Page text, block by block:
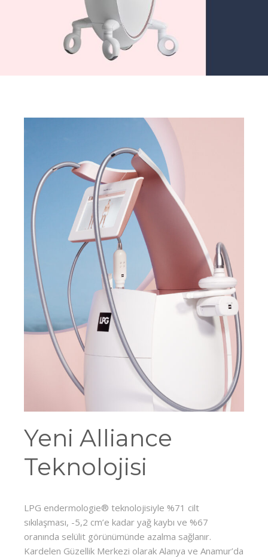
Yeni Alliance
Teknolojisi
LPG endermologie® teknolojisiyle %71 cilt
sıkılaşması, -5,2 cm’e kadar yağ kaybı ve %67
oranında selülit görünümünde azalma sağlanır.
Kardelen Güzellik Merkezi olarak Alanya ve Anamur’da